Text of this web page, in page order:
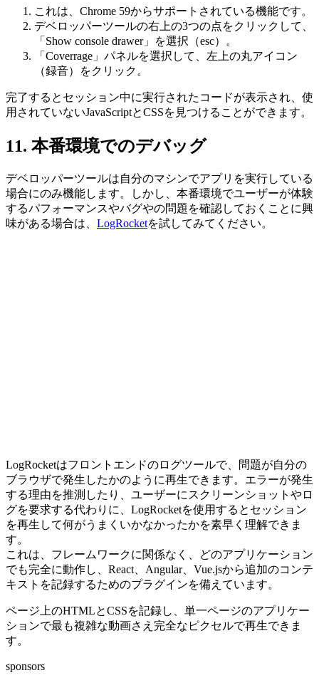
これは、Chrome 59からサポートされている機能です。
デベロッパーツールの右上の3つの点をクリックして、
「Show console drawer」を選択（esc）。
「Coverrage」パネルを選択して、左上の丸アイコン
（録音）をクリック。
完了するとセッション中に実行されたコードが表示され、使
用されていないJavaScriptとCSSを見つけることができます。
11. 本番環境でのデバッグ
デベロッパーツールは自分のマシンでアプリを実行している
場合にのみ機能します。しかし、本番環境でユーザーが体験
するパフォーマンスやバグやの問題を確認しておくことに興
味がある場合は、 LogRocketを試してみてください。
LogRocketはフロントエンドのログツールで、問題が自分の
ブラウザで発生したかのように再生できます。エラーが発生
する理由を推測したり、ユーザーにスクリーンショットやロ
グを要求する代わりに、LogRocketを使用するとセッション
を再生して何がうまくいかなかったかを素早く理解できま
す。
これは、フレームワークに関係なく、どのアプリケーション
でも完全に動作し、React、Angular、Vue.jsから追加のコンテ
キストを記録するためのプラグインを備えています。
ページ上のHTMLとCSSを記録し、単一ページのアプリケー
ションで最も複雑な動画さえ完全なピクセルで再生できま
す。
sponsors